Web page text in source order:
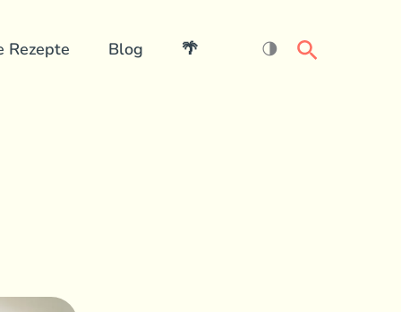
Rezepte Blog 🌴 🌗 Search